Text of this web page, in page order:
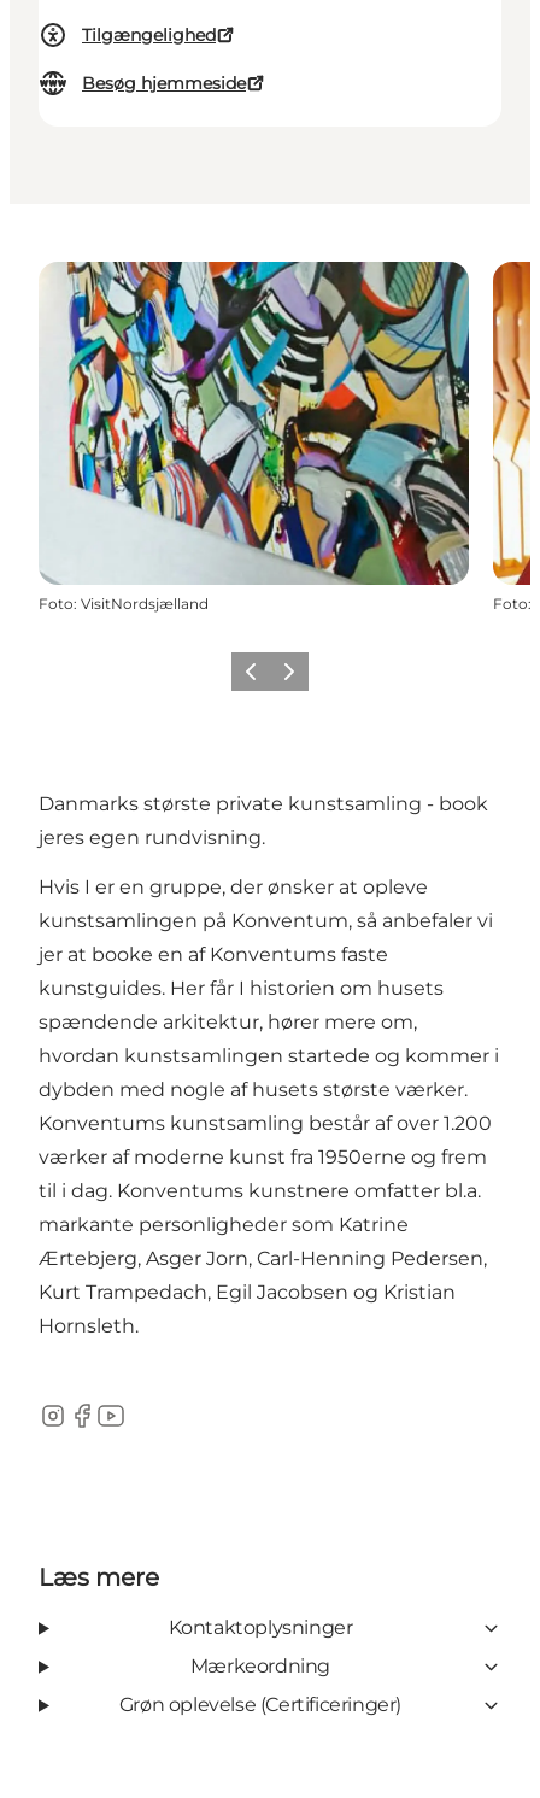
Tilgængelighed
Besøg hjemmeside
Foto: VisitNordsjælland Foto:
ForrigeNæste
Danmarks største private kunstsamling - book
jeres egen rundvisning.
Hvis I er en gruppe, der ønsker at opleve
kunstsamlingen på Konventum, så anbefaler vi
jer at booke en af Konventums faste
kunstguides. Her får I historien om husets
spændende arkitektur, hører mere om,
hvordan kunstsamlingen startede og kommer i
dybden med nogle af husets største værker.
Konventums kunstsamling består af over 1.200
værker af moderne kunst fra 1950erne og frem
til i dag. Konventums kunstnere omfatter bl.a.
markante personligheder som Katrine
Ærtebjerg, Asger Jorn, Carl-Henning Pedersen,
Kurt Trampedach, Egil Jacobsen og Kristian
Hornsleth.
Instagram
Facebook
YouTube
Læs mere
Kontaktoplysninger
Mærkeordning
Grøn oplevelse (Certificeringer)